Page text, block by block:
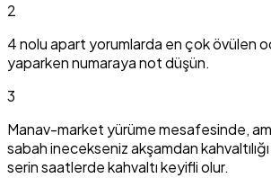
2
4 nolu apart yorumlarda en çok övülen
yaparken numaraya not düşün.
3
Manav-market yürüme mesafesinde,
sabah inecekseniz akşamdan
serin saatlerde kahvaltı keyifli olur.